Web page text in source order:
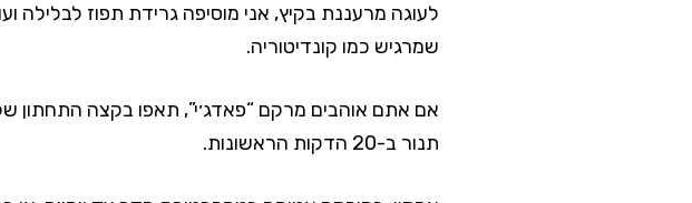
לעוגה מרעננת בקיץ, אני מוסיפה גרידת תפוז
שמרגיש כמו קונדיטוריה.
אם אתם אוהבים מרקם “פאדג׳י”, תאפו בקצה התחתון
תנור ב-20 הדקות הראשונות.